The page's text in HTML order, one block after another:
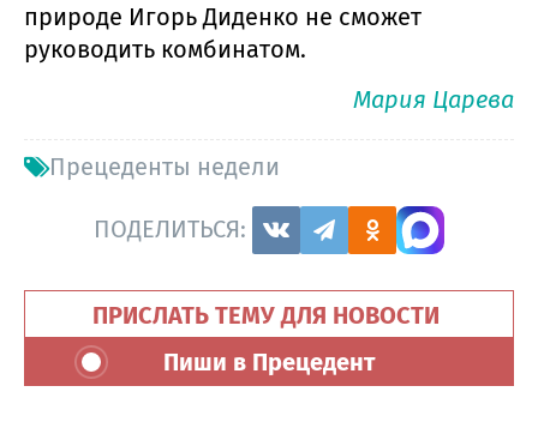
природе Игорь Диденко не сможет
руководить комбинатом.
Мария Царева
Прецеденты недели
ПОДЕЛИТЬСЯ:
ПРИСЛАТЬ ТЕМУ ДЛЯ НОВОСТИ
Пиши в Прецедент